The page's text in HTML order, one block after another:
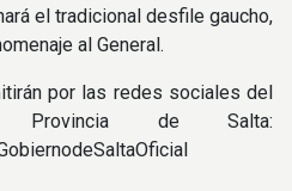
el tradicional desfile gaucho,
al General.
por las redes sociales del
de Salta: